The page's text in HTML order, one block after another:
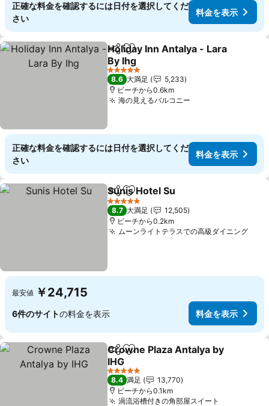
正確な料金を確認するには日付を選択してくだ
さい
料金を表示
シェアお気に入りに追加
Holiday Inn Antalya - Lara
By Ihg
料金を表示
5 ホテルのランク
8.6 大満足
5,233
ビーチから0.6km
海の見えるバルコニー
正確な料金を確認するには日付を選択してくだ
さい
料金を表示
シェアお気に入りに追加
Sunis Hotel Su
5 ホテルのランク
8.7 大満足
12,505
ビーチから0.2km
ムーンライトテラスでの高級ダイニング
最安値 ￥24,715
6件のサイトの料金を表示 料金を表示
シェアお気に入りに追加
Crowne Plaza Antalya by
IHG
料金を表示
5 ホテルのランク
8.4 満足
13,770
ビーチから0.1km
渦流浴槽付きの角部屋スイート